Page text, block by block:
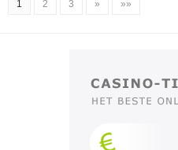
1 2 3 » »»